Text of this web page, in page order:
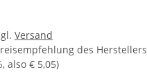
Versand
des Herstellers
, also € 5,05)